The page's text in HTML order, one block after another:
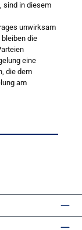
sind in diesem
unwirksam
die
eine
die dem
am